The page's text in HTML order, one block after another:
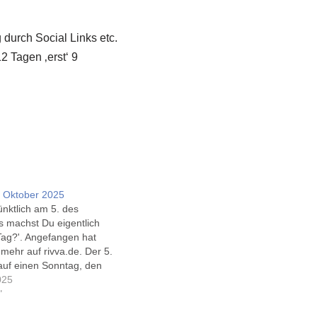
Social Links etc.
‚erst‘ 9
2025
am 5. des
machst Du eigentlich
Angefangen hat
auf rivva.de. Der 5.
einen Sonntag, den
langen Wochenendes
der Deutschen